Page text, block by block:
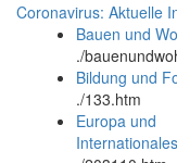
Coronavirus: Aktuelle
Bauen und
./
Bildung und
./133.htm
Europa und
Internationales